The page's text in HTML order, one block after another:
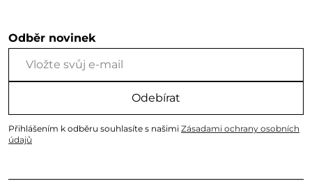
Odběr novinek
Odebírat
Přihlášením k odběru souhlasíte s našimi Zásadami ochrany osobních
údajů